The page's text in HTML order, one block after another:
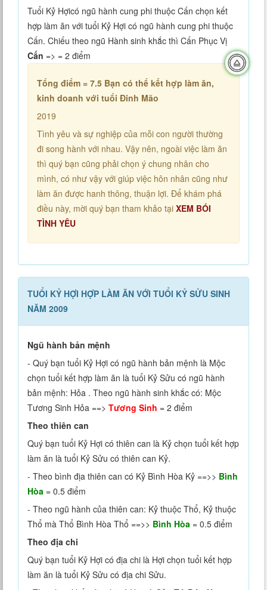
Tuổi Kỷ Hợicó ngũ hành cung phi thuộc Cấn chọn kết
hợp làm ăn với tuổi Kỷ Hợi có ngũ hành cung phi thuộc
Cấn. Chiếu theo ngũ Hành sinh khắc thì Cấn Phục Vị
Cấn => = 2 điểm
Tổng điểm = 7.5 Bạn có thể kết hợp làm ăn,
kinh doanh với tuổi Đinh Mão
2019
Tình yêu và sự nghiệp của mỗi con người thường
đi song hành với nhau. Vậy nên, ngoài việc làm ăn
thì quý bạn cũng phải chọn ý chung nhân cho
mình, có như vậy với giúp việc hôn nhân cũng như
làm ăn được hanh thông, thuận lợi. Để khám phá
điều này, mời quý bạn tham khảo tại XEM BÓI
TÌNH YÊU
TUỔI KỶ HỢI HỢP LÀM ĂN VỚI TUỔI KỶ SỬU SINH
NĂM 2009
Ngũ hành bản mệnh
- Quý bạn tuổi Kỷ Hợi có ngũ hành bản mệnh là Mộc
chọn tuổi kết hợp làm ăn là tuổi Kỷ Sửu có ngũ hành
bản mệnh: Hỏa . Theo ngũ hành sinh khắc có: Mộc
Tương Sinh Hỏa ==> Tương Sinh = 2 điểm
Theo thiên can
Quý bạn tuổi Kỷ Hợi có thiên can là Kỷ chọn tuổi kết hợp
làm ăn là tuổi Kỷ Sửu có thiên can Kỷ.
- Theo bình địa thiên can có Kỷ Bình Hòa Kỷ ==>> Bình
Hòa = 0.5 điểm
- Theo ngũ hành của thiên can: Kỷ thuộc Thổ, Kỷ thuộc
Thổ mà Thổ Bình Hòa Thổ ==>> Bình Hòa = 0.5 điểm
Theo địa chi
Quý bạn tuổi Kỷ Hợi có địa chi là Hợi chọn tuổi kết hợp
làm ăn là tuổi Kỷ Sửu có địa chi Sửu.